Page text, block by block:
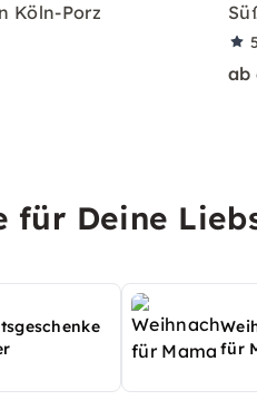
Köln-Porz
ab
für Deine
für